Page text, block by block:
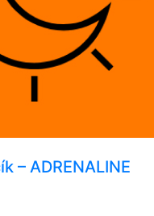
– ADRENALINE